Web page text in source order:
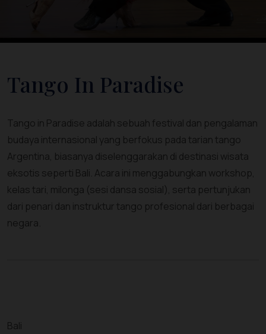
Tango In Paradise
Tango in Paradise adalah sebuah festival dan pengalaman
budaya internasional yang berfokus pada tarian tango
Argentina, biasanya diselenggarakan di destinasi wisata
eksotis seperti Bali. Acara ini menggabungkan workshop,
kelas tari, milonga (sesi dansa sosial), serta pertunjukan
dari penari dan instruktur tango profesional dari berbagai
negara.
Bali